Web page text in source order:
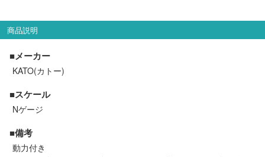
セール品・キャンペーン
セール商品
走行エリア別 鉄道模型車両リスト
商品説明
■メーカー
KATO(カトー)
■スケール
Nゲージ
■備考
動力付き